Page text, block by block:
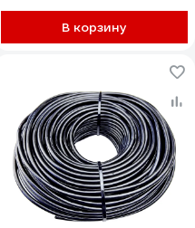
В корзину